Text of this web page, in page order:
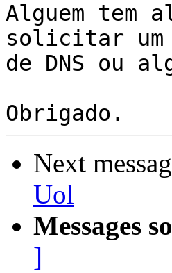
Alguem tem
solicitar
de DNS ou
Next
Uol
Messages
]